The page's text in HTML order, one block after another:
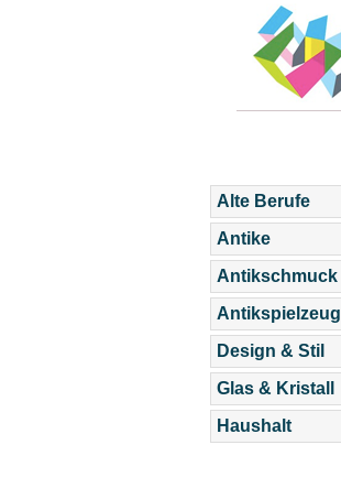
Alte Berufe
Antike
Antikschmuck
Antikspielzeug
Design & Stil
Glas & Kristall
Haushalt